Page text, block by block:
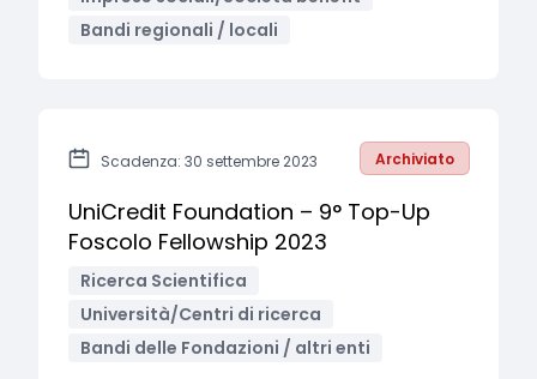
Bandi regionali / locali
Scadenza: 30 settembre 2023 Archiviato
UniCredit Foundation – 9° Top-Up
Foscolo Fellowship 2023
Ricerca Scientifica
Università/Centri di ricerca
Bandi delle Fondazioni / altri enti